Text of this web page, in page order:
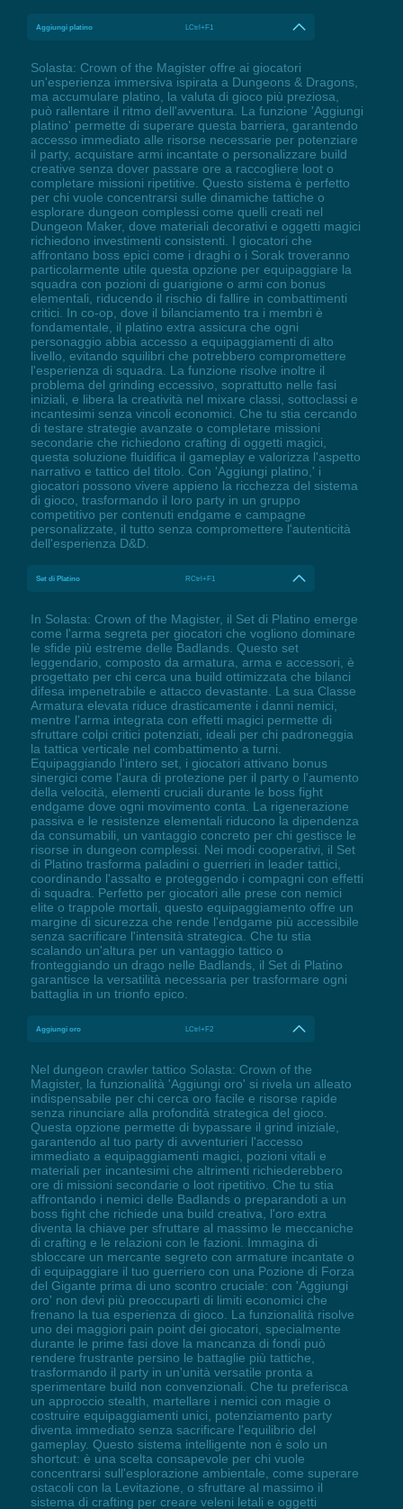
Aggiungi platino LCtrl+F1
Solasta: Crown of the Magister offre ai giocatori
un'esperienza immersiva ispirata a Dungeons & Dragons,
ma accumulare platino, la valuta di gioco più preziosa,
può rallentare il ritmo dell'avventura. La funzione 'Aggiungi
platino' permette di superare questa barriera, garantendo
accesso immediato alle risorse necessarie per potenziare
il party, acquistare armi incantate o personalizzare build
creative senza dover passare ore a raccogliere loot o
completare missioni ripetitive. Questo sistema è perfetto
per chi vuole concentrarsi sulle dinamiche tattiche o
esplorare dungeon complessi come quelli creati nel
Dungeon Maker, dove materiali decorativi e oggetti magici
richiedono investimenti consistenti. I giocatori che
affrontano boss epici come i draghi o i Sorak troveranno
particolarmente utile questa opzione per equipaggiare la
squadra con pozioni di guarigione o armi con bonus
elementali, riducendo il rischio di fallire in combattimenti
critici. In co-op, dove il bilanciamento tra i membri è
fondamentale, il platino extra assicura che ogni
personaggio abbia accesso a equipaggiamenti di alto
livello, evitando squilibri che potrebbero compromettere
l'esperienza di squadra. La funzione risolve inoltre il
problema del grinding eccessivo, soprattutto nelle fasi
iniziali, e libera la creatività nel mixare classi, sottoclassi e
incantesimi senza vincoli economici. Che tu stia cercando
di testare strategie avanzate o completare missioni
secondarie che richiedono crafting di oggetti magici,
questa soluzione fluidifica il gameplay e valorizza l'aspetto
narrativo e tattico del titolo. Con 'Aggiungi platino,' i
giocatori possono vivere appieno la ricchezza del sistema
di gioco, trasformando il loro party in un gruppo
competitivo per contenuti endgame e campagne
personalizzate, il tutto senza compromettere l'autenticità
dell'esperienza D&D.
Set di Platino RCtrl+F1
In Solasta: Crown of the Magister, il Set di Platino emerge
come l'arma segreta per giocatori che vogliono dominare
le sfide più estreme delle Badlands. Questo set
leggendario, composto da armatura, arma e accessori, è
progettato per chi cerca una build ottimizzata che bilanci
difesa impenetrabile e attacco devastante. La sua Classe
Armatura elevata riduce drasticamente i danni nemici,
mentre l'arma integrata con effetti magici permette di
sfruttare colpi critici potenziati, ideali per chi padroneggia
la tattica verticale nel combattimento a turni.
Equipaggiando l'intero set, i giocatori attivano bonus
sinergici come l'aura di protezione per il party o l'aumento
della velocità, elementi cruciali durante le boss fight
endgame dove ogni movimento conta. La rigenerazione
passiva e le resistenze elementali riducono la dipendenza
da consumabili, un vantaggio concreto per chi gestisce le
risorse in dungeon complessi. Nei modi cooperativi, il Set
di Platino trasforma paladini o guerrieri in leader tattici,
coordinando l'assalto e proteggendo i compagni con effetti
di squadra. Perfetto per giocatori alle prese con nemici
elite o trappole mortali, questo equipaggiamento offre un
margine di sicurezza che rende l'endgame più accessibile
senza sacrificare l'intensità strategica. Che tu stia
scalando un'altura per un vantaggio tattico o
fronteggiando un drago nelle Badlands, il Set di Platino
garantisce la versatilità necessaria per trasformare ogni
battaglia in un trionfo epico.
Aggiungi oro LCtrl+F2
Nel dungeon crawler tattico Solasta: Crown of the
Magister, la funzionalità 'Aggiungi oro' si rivela un alleato
indispensabile per chi cerca oro facile e risorse rapide
senza rinunciare alla profondità strategica del gioco.
Questa opzione permette di bypassare il grind iniziale,
garantendo al tuo party di avventurieri l'accesso
immediato a equipaggiamenti magici, pozioni vitali e
materiali per incantesimi che altrimenti richiederebbero
ore di missioni secondarie o loot ripetitivo. Che tu stia
affrontando i nemici delle Badlands o preparandoti a un
boss fight che richiede una build creativa, l'oro extra
diventa la chiave per sfruttare al massimo le meccaniche
di crafting e le relazioni con le fazioni. Immagina di
sbloccare un mercante segreto con armature incantate o
di equipaggiare il tuo guerriero con una Pozione di Forza
del Gigante prima di uno scontro cruciale: con 'Aggiungi
oro' non devi più preoccuparti di limiti economici che
frenano la tua esperienza di gioco. La funzionalità risolve
uno dei maggiori pain point dei giocatori, specialmente
durante le prime fasi dove la mancanza di fondi può
rendere frustrante persino le battaglie più tattiche,
trasformando il party in un'unità versatile pronta a
sperimentare build non convenzionali. Che tu preferisca
un approccio stealth, martellare i nemici con magie o
costruire equipaggiamenti unici, potenziamento party
diventa immediato senza sacrificare l'equilibrio del
gameplay. Questo sistema intelligente non è solo un
shortcut: è una scelta consapevole per chi vuole
concentrarsi sull'esplorazione ambientale, come superare
ostacoli con la Levitazione, o sfruttare al massimo il
sistema di crafting per creare veleni letali e oggetti